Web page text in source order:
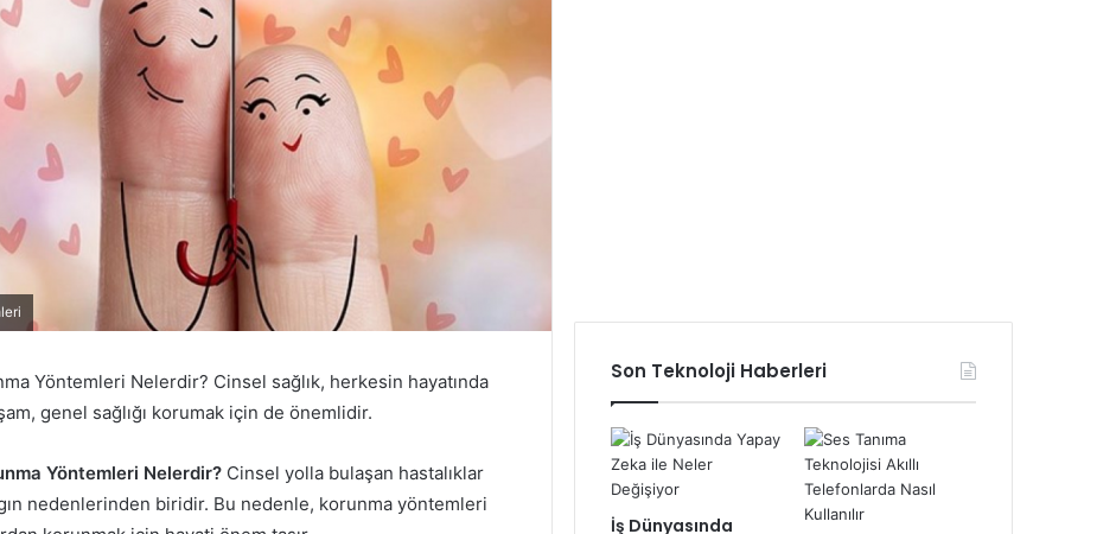
Yöntemleri Nelerdir? Cinsel sağlık, herkesin hayatında
genel sağlığı korumak için de önemlidir.
Yöntemleri Nelerdir? Cinsel yolla bulaşan hastalıklar
nedenlerinden biridir. Bu nedenle, korunma yöntemleri
Son Teknoloji Haberleri
İş Dünyasında